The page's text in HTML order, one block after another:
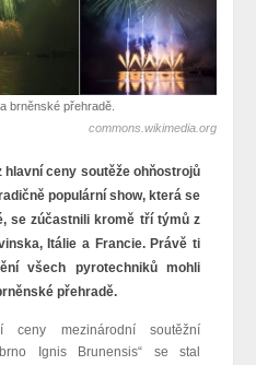
brněnské přehradě.
commons.wikimedia.org
ceny soutěže ohňostrojů
populární show, která se
se zúčastnili kromě tří týmů z
Itálie a Francie. Právě ti
všech pyrotechniků mohli
přehradě.
ceny mezinárodní soutěžní
Ignis Brunensis“ se stal